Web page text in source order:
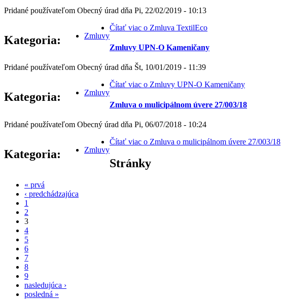
Pridané používateľom Obecný úrad dňa Pi, 22/02/2019 - 10:13
Kategoria: Zmluvy
Čítať viac o Zmluva TextilEco
Zmluvy UPN-O Kameničany
Pridané používateľom Obecný úrad dňa Št, 10/01/2019 - 11:39
Kategoria: Zmluvy
Čítať viac o Zmluvy UPN-O Kameničany
Zmluva o mulicipálnom úvere 27/003/18
Pridané používateľom Obecný úrad dňa Pi, 06/07/2018 - 10:24
Kategoria: Zmluvy
Čítať viac o Zmluva o mulicipálnom úvere 27/003/18
Stránky
« prvá
‹ predchádzajúca
1
2
3
4
5
6
7
8
9
nasledujúca ›
posledná »